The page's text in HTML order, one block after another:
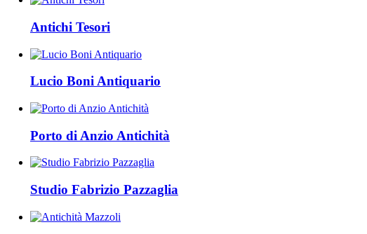
Antichi Tesori
Lucio Boni Antiquario
Porto di Anzio Antichità
Studio Fabrizio Pazzaglia